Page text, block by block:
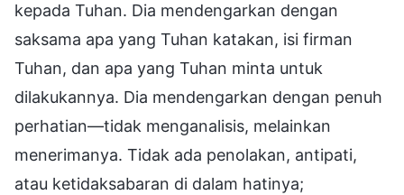
kepada Tuhan. Dia mendengarkan dengan
saksama apa yang Tuhan katakan, isi firman
Tuhan, dan apa yang Tuhan minta untuk
dilakukannya. Dia mendengarkan dengan penuh
perhatian—tidak menganalisis, melainkan
menerimanya. Tidak ada penolakan, antipati,
atau ketidaksabaran di dalam hatinya;